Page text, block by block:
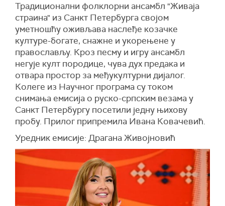
Традиционални фолклорни ансамбл "Живаја
страина" из Санкт Петербурга својом
уметношћу оживљава наслеђе козачке
културе-богате, снажне и укорењене у
православљу. Кроз песму и игру ансамбл
негује култ породице, чува дух предака и
отвара простор за међукултурни дијалог.
Колеге из Научног програма су током
снимања емисија о руско-српским везама у
Санкт Петербургу посетили једну њихову
пробу. Прилог припремила Ивана Ковачевић.
Уредник емисије: Драгана Живојновић